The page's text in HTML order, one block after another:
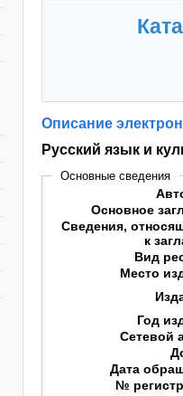
Описание
Русский язык и
Основные сведения
Основное
Сведения,
к
Вид
Место
Год
Сетевой
Дата
№